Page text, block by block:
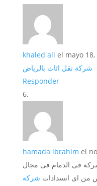
khaled ali el mayo
شركة نقل اثاث بالرياض
Responder
hamada ibrahim el
فى الدمام فى مجال
من اى انسدادات شركة